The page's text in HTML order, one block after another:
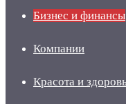
Бизнес и финансы
Компании
Красота и